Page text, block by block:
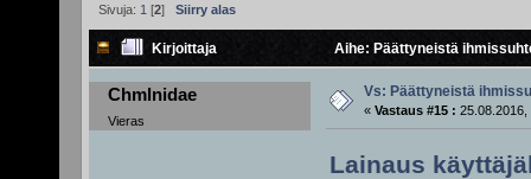
Sivuja: 1 [2] Siirry alas
Kirjoittaja Aihe: Päättyneistä
Chmlnidae
Vieras
Vs: Päättyneistä
« Vastaus #15 : 25.08.2016,
Lainaus